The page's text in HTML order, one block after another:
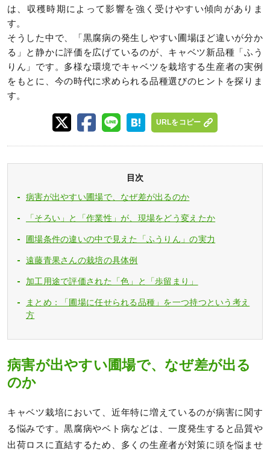
は、収穫時期によって影響を強く受けやすい傾向がありま
す。
そうした中で、「黒腐病の発生しやすい圃場ほど違いが分か
る」と静かに評価を広げているのが、キャベツ新品種「ふう
りん」です。多様な環境でキャベツを栽培する生産者の実例
をもとに、今の時代に求められる品種選びのヒントを探りま
す。
URLをコピー
目次
病害が出やすい圃場で、なぜ差が出るのか
「そろい」と「作業性」が、現場をどう変えたか
圃場条件の違いの中で見えた「ふうりん」の実力
遠藤青果さんの栽培の具体例
加工用途で評価された「色」と「歩留まり」
まとめ：「圃場に任せられる品種」を一つ持つという考え
方
病害が出やすい圃場で、なぜ差が出る
のか
キャベツ栽培において、近年特に増えているのが病害に関す
る悩みです。黒腐病やベト病などは、一度発生すると品質や
出荷ロスに直結するため、多くの生産者が対策に頭を悩ませ